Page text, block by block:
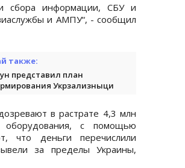
и сбора информации, СБУ и
и АМПУ“, - сообщил
также:
представил план
Укрзализныци
в растрате 4,3 млн
с помощью
что деньги перечислили
за пределы Украины,